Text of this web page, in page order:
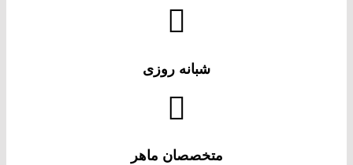
شبانه روزی
متخصصان ماهر